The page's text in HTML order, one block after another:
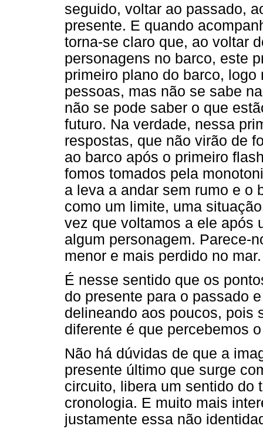
seguido, voltar ao passado,
presente. E quando
torna-se claro que, ao voltar
personagens no barco, este
primeiro plano do barco,
pessoas, mas não se sabe
não se pode saber o que
futuro. Na verdade, nessa
respostas, que não virão de
ao barco após o primeiro
fomos tomados pela
a leva a andar sem rumo e o
como um limite, uma
vez que voltamos a ele após
algum personagem. Parece-
menor e mais perdido no mar.
É nesse sentido que os
do presente para o passado
delineando aos poucos, pois
diferente é que percebemos
Não há dúvidas de que a
presente último que surge
circuito, libera um sentido do
cronologia. E muito mais
justamente essa não